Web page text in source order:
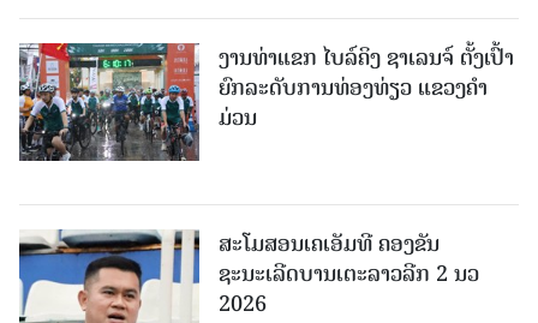
ງານທ່າແຂກ ໄບລ໌ຄິງ ຊາເລນຈ໌ ຕັ້ງເປົ້າ
ຍົກລະດັບການທ່ອງທ່ຽວ ແຂວງຄໍາ
ມ່ວນ
ສະໂມສອນເຄເອັມທີ ຄອງຂັນ
ຊະນະເລີດບານເຕະລາວລີກ 2 ນວ
2026